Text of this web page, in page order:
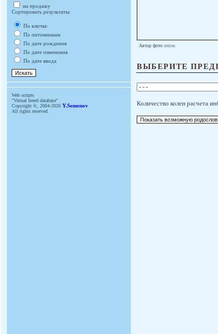
на продажу
Сортировать результаты:
По кличке
По питомникам
По дате рождения
По дате изменения
По дате ввода
Web scripts
''Virtual breed database''
Copyright ©, 2004-2026 Y.Semenov
All rights reserved.
Автор фото неизв.
ВЫБЕРИТЕ
Количество колен расчета